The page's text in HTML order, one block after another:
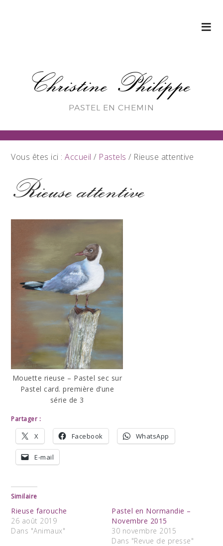
Christine Philippe
PASTEL EN CHEMIN
Vous êtes ici :Accueil / Pastels / Rieuse attentive
Rieuse attentive
Mouette rieuse – Pastel sec sur
Pastel card. première d’une
série de 3
Partager :
X Facebook WhatsApp
E-mail
Similaire
Rieuse farouche
26 août 2019
Dans "Animaux"
Pastel en Normandie –
Novembre 2015
30 novembre 2015
Dans "Revue de presse"